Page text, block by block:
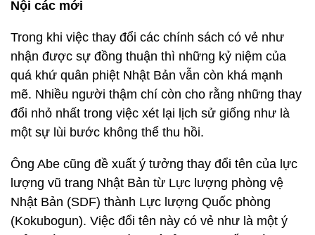
Nội các mới
Trong khi việc thay đổi các chính sách có vẻ như
nhận được sự đồng thuận thì những kỷ niệm của
quá khứ quân phiệt Nhật Bản vẫn còn khá mạnh
mẽ. Nhiều người thậm chí còn cho rằng những thay
đổi nhỏ nhất trong việc xét lại lịch sử giống như là
một sự lùi bước không thể thu hồi.
Ông Abe cũng đề xuất ý tưởng thay đổi tên của lực
lượng vũ trang Nhật Bản từ Lực lượng phòng vệ
Nhật Bản (SDF) thành Lực lượng Quốc phòng
(Kokubogun). Việc đổi tên này có vẻ như là một ý